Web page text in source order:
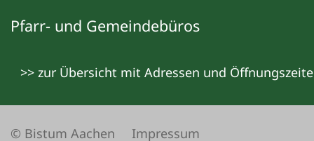
Pfarr- und Gemeindebüros
>> zur Übersicht mit Adressen und
© Bistum Aachen Impressum